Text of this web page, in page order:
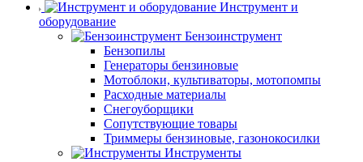
Инструмент и
оборудование
Бензоинструмент
Бензопилы
Генераторы бензиновые
Мотоблоки, культиваторы, мотопомпы
Расходные материалы
Снегоуборщики
Сопутствующие товары
Триммеры бензиновые, газонокосилки
Инструменты